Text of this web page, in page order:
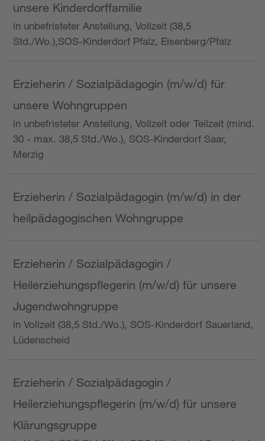
unsere Kinderdorffamilie
in unbefristeter Anstellung, Vollzeit (38,5
Std./Wo.),SOS-Kinderdorf Pfalz, Eisenberg/Pfalz
Erzieherin / Sozialpädagogin (m/w/d) für
unsere Wohngruppen
in unbefristeter Anstellung, Vollzeit oder Teilzeit (mind.
30 - max. 38,5 Std./Wo.), SOS-Kinderdorf Saar,
Merzig
Erzieherin / Sozialpädagogin (m/w/d) in der
heilpädagogischen Wohngruppe
Erzieherin / Sozialpädagogin /
Heilerziehungspflegerin (m/w/d) für unsere
Jugendwohngruppe
in Vollzeit (38,5 Std./Wo.), SOS-Kinderdorf Sauerland,
Lüdenscheid
Erzieherin / Sozialpädagogin /
Heilerziehungspflegerin (m/w/d) für unsere
Klärungsgruppe